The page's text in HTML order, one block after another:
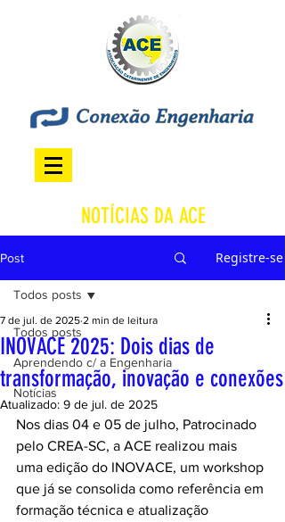
NOTÍCIAS DA ACE
Post Registre-se
Todos posts
Aprendendo c/ a Engenharia
Notícias
Todos posts
INOVACE 2025: Dois dias de
transformação, inovação e conexões
7 de jul. de 2025 2 min de leitura
Atualizado: 9 de jul. de 2025
Nos dias 04 e 05 de julho, Patrocinado
pelo CREA-SC, a ACE realizou mais
uma edição do INOVACE, um workshop
que já se consolida como referência em
formação técnica e atualização